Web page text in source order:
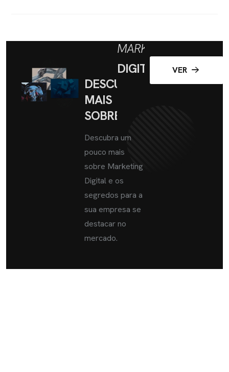
DESCUBRA
MAIS
SOBRE
MARKETING
DIGITAL
Descubra um
pouco mais
sobre Marketing
Digital e os
segredos para a
sua empresa se
destacar no
mercado.
VER